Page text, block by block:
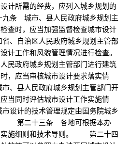
计所需的经费，应列入城乡规划的
城市、县人民政府城乡规划主
查时，应当加强监督检查城市设计
自治区人民政府城乡规划主管部
计工作和风貌管理情况进行检查。
政府城乡规划主管部门进行建筑
，应当审核城市设计要求落实情
县人民政府城乡规划主管部门开
当同时评估城市设计工作实施情
计的技术管理规定由国务院城乡
第二十三条 各地可根据本办
实施细则和技术导则。 第二十四